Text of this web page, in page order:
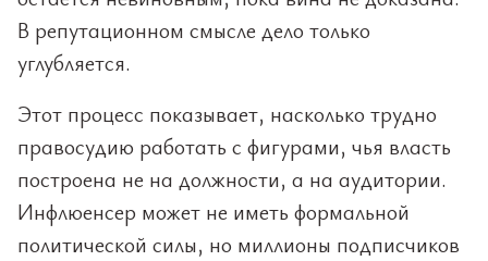
В репутационном смысле дело только
углубляется.
Этот процесс показывает, насколько трудно
правосудию работать с фигурами, чья власть
построена не на должности, а на аудитории.
Инфлюенсер может не иметь формальной
политической силы, но миллионы подписчиков